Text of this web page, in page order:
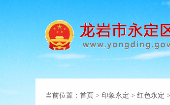
当前位置： 首页 > 印象永定 > 红色永定 >